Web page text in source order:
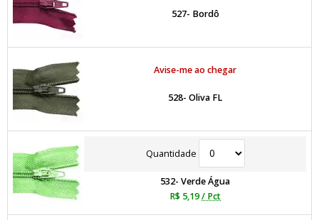
527- Bordô
Avise-me ao chegar
528- Oliva FL
Quantidade
532- Verde Água
R$ 5,19/ Pct